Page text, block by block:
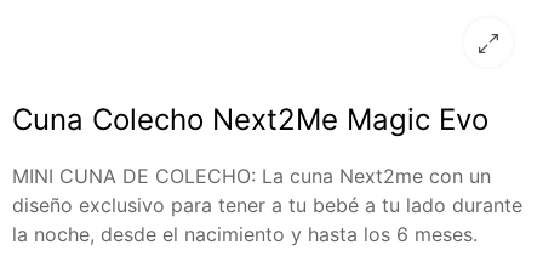
Cuna Colecho Next2Me Magic Evo
MINI CUNA DE COLECHO: La cuna Next2me con un
diseño exclusivo para tener a tu bebé a tu lado durante
la noche, desde el nacimiento y hasta los 6 meses.